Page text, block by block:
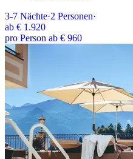
3-7 Nächte·2 Personen·
ab € 1.920
pro Person ab € 960